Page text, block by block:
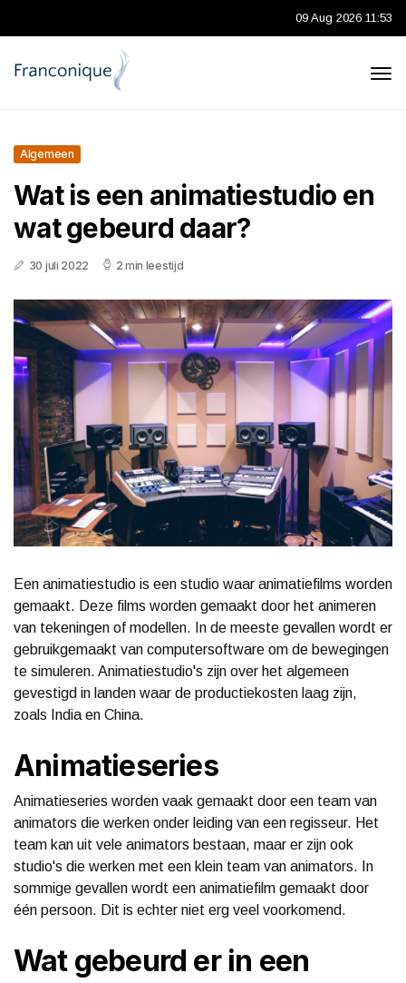
09 Aug 2026 11:53
Algemeen
Wat is een animatiestudio en
wat gebeurd daar?
30 juli 2022 2 min leestijd
Een animatiestudio is een studio waar animatiefilms worden
gemaakt. Deze films worden gemaakt door het animeren
van tekeningen of modellen. In de meeste gevallen wordt er
gebruikgemaakt van computersoftware om de bewegingen
te simuleren. Animatiestudio's zijn over het algemeen
gevestigd in landen waar de productiekosten laag zijn,
zoals India en China.
Animatieseries
Animatieseries worden vaak gemaakt door een team van
animators die werken onder leiding van een regisseur. Het
team kan uit vele animators bestaan, maar er zijn ook
studio's die werken met een klein team van animators. In
sommige gevallen wordt een animatiefilm gemaakt door
één persoon. Dit is echter niet erg veel voorkomend.
Wat gebeurd er in een